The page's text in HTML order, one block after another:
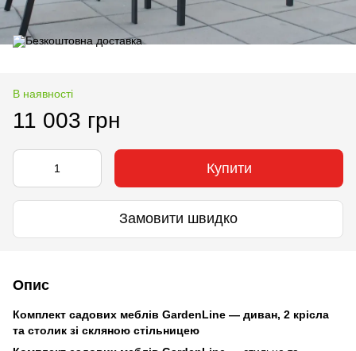
В наявності
11 003 грн
Купити
Замовити швидко
Опис
Комплект садових меблів GardenLine — диван, 2 крісла
та столик зі скляною стільницею